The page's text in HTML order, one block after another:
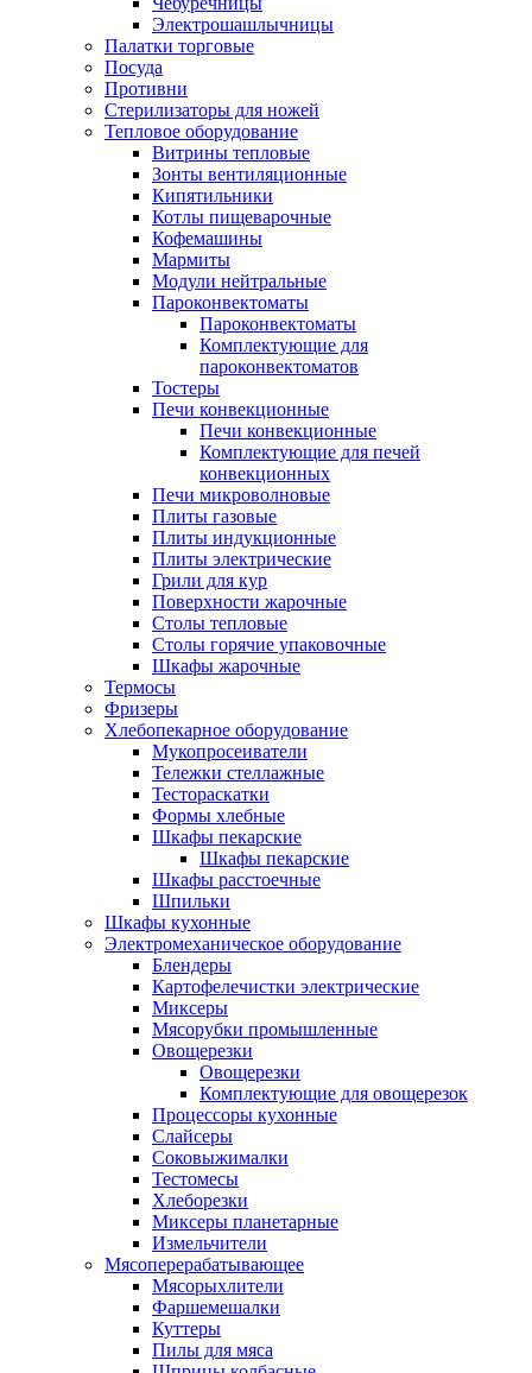
Электрошашлычницы
Палатки торговые
Посуда
Противни
Стерилизаторы для ножей
Тепловое оборудование
Витрины тепловые
Зонты вентиляционные
Кипятильники
Котлы пищеварочные
Кофемашины
Мармиты
Модули нейтральные
Пароконвектоматы
Пароконвектоматы
Комплектующие для
пароконвектоматов
Тостеры
Печи конвекционные
Печи конвекционные
Комплектующие для печей
конвекционных
Печи микроволновые
Плиты газовые
Плиты индукционные
Плиты электрические
Грили для кур
Поверхности жарочные
Столы тепловые
Столы горячие упаковочные
Шкафы жарочные
Термосы
Фризеры
Хлебопекарное оборудование
Мукопросеиватели
Тележки стеллажные
Тестораскатки
Формы хлебные
Шкафы пекарские
Шкафы пекарские
Шкафы расстоечные
Шпильки
Шкафы кухонные
Электромеханическое оборудование
Блендеры
Картофелечистки электрические
Миксеры
Мясорубки промышленные
Овощерезки
Овощерезки
Комплектующие для овощерезок
Процессоры кухонные
Слайсеры
Соковыжималки
Тестомесы
Хлеборезки
Миксеры планетарные
Измельчители
Мясоперерабатывающее
Мясорыхлители
Фаршемешалки
Куттеры
Пилы для мяса